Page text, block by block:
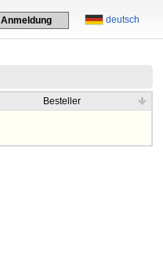
deutsch
Anmeldung
Besteller